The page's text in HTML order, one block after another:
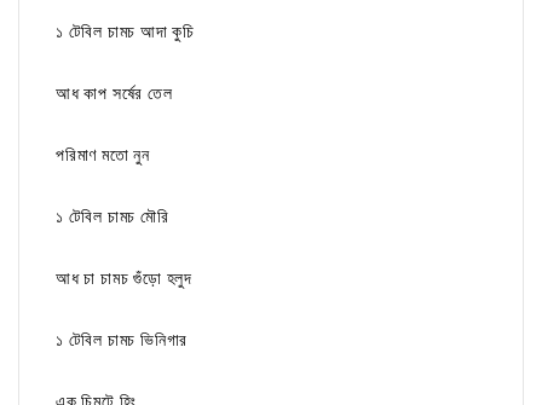
১ টেবিল চামচ আদা কুচি
আধ কাপ সর্ষের তেল
পরিমাণ মতো নুন
১ টেবিল চামচ মৌরি
আধ চা চামচ গুঁড়ো হলুদ
১ টেবিল চামচ ভিনিগার